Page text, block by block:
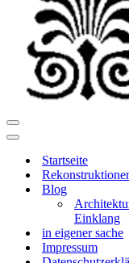
Navigationsmenü
Navigationsmenü
Startseite
Blog
Einklang
in eigener sache
Impressum